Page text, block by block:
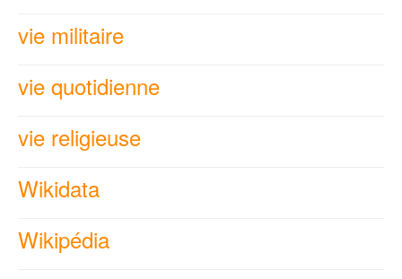
vie militaire
vie quotidienne
vie religieuse
Wikidata
Wikipédia